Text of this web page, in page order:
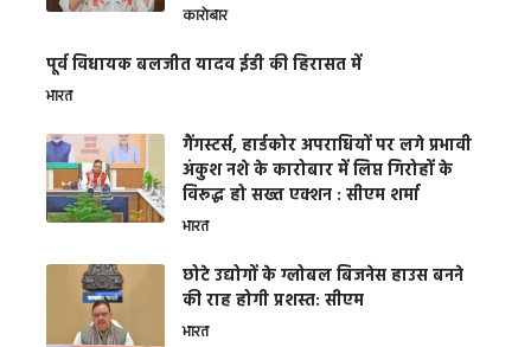
कारोबार
पूर्व विधायक बलजीत यादव ईडी की हिरासत में
भारत
गैंगस्टर्स, हार्डकोर अपराधियों पर लगे प्रभावी
अंकुश नशे के कारोबार में लिप्त गिरोहों के
विरूद्ध हो सख्त एक्शन : सीएम शर्मा
भारत
छोटे उद्योगों के ग्लोबल बिजनेस हाउस बनने
की राह होगी प्रशस्त: सीएम
भारत